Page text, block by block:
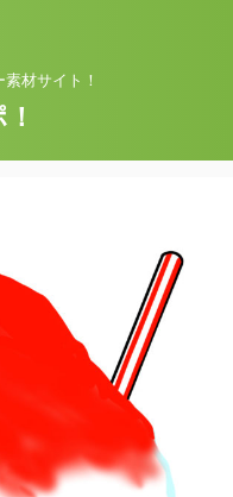
材サイト！